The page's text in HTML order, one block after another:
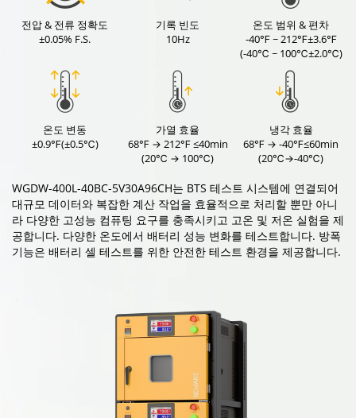
전압 & 전류 정확도
±0.05% F.S.
기록 빈도
10Hz
온도 범위 & 편차
-40℉ ~ 212℉±3.6℉
(-40℃ ~ 100℃±2.0℃)
온도 변동
±0.9℉(±0.5℃)
가열 효율
68℉ → 212℉ ≤40min
(20℃ → 100℃)
냉각 효율
68℉ → -40℉≤60min
(20℃→-40℃)
WGDW-400L-40BC-5V30A96CH는 BTS 테스트 시스템에 연결되어
대규모 데이터와 복잡한 계산 작업을 효율적으로 처리할 뿐만 아니
라 다양한 고성능 컴퓨팅 요구를 충족시키고 고온 및 저온 실험을 제
공합니다. 다양한 온도에서 배터리 성능 변화를 테스트합니다. 방폭
기능은 배터리 셀 테스트를 위한 안전한 테스트 환경을 제공합니다.